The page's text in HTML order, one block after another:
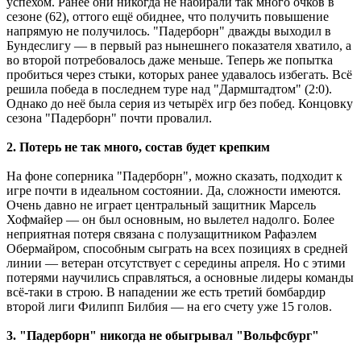
сезоне (62), оттого ещё обиднее, что получить повышение
напрямую не получилось. "Падерборн" дважды выходил в
Бундеслигу ― в первый раз нынешнего показателя хватило, а
во второй потребовалось даже меньше. Теперь же попытка
пробиться через стыки, которых ранее удавалось избегать. Всё
решила победа в последнем туре над "Дармштадтом" (2:0).
Однако до неё была серия из четырёх игр без побед. Концовку
сезона "Падерборн" почти провалил.
2. Потерь не так много, состав будет крепким
На фоне соперника "Падерборн", можно сказать, подходит к
игре почти в идеальном состоянии. Да, сложности имеются.
Очень давно не играет центральный защитник Марсель
Хофмайер ― он был основным, но вылетел надолго. Более
неприятная потеря связана с полузащитником Рафаэлем
Обермайром, способным сыграть на всех позициях в средней
линии ― ветеран отсутствует с середины апреля. Но с этими
потерями научились справляться, а основные лидеры команды
всё-таки в строю. В нападении же есть третий бомбардир
второй лиги Филипп Билбия ― на его счету уже 15 голов.
3. "Падерборн" никогда не обыгрывал "Вольфсбург"